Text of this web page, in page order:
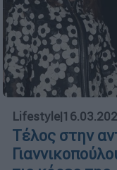
Lifestyle|
Τέλος στην